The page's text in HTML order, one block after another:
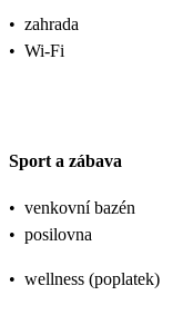
• zahrada
• Wi-Fi
Sport a zábava
• venkovní bazén
• posilovna
• wellness (poplatek)